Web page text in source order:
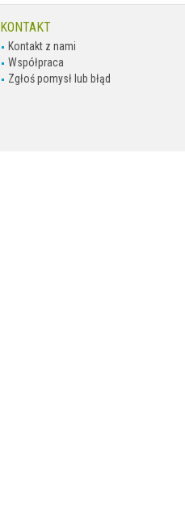
KONTAKT
Kontakt z nami
Współpraca
Zgłoś pomysł lub błąd